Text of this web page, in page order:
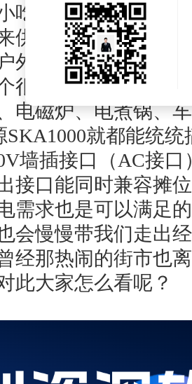
吃生意，到了晚上
供给的，所以建议
外摆摊的电力来源
很不错的选择，像
电磁炉、电煮锅、
SKA1000就都能统
墙插接口（AC接
接口能同时兼容摊
需求也是可以满足
会慢慢带我们走出
经那热闹的街市也
此大家怎么看呢？